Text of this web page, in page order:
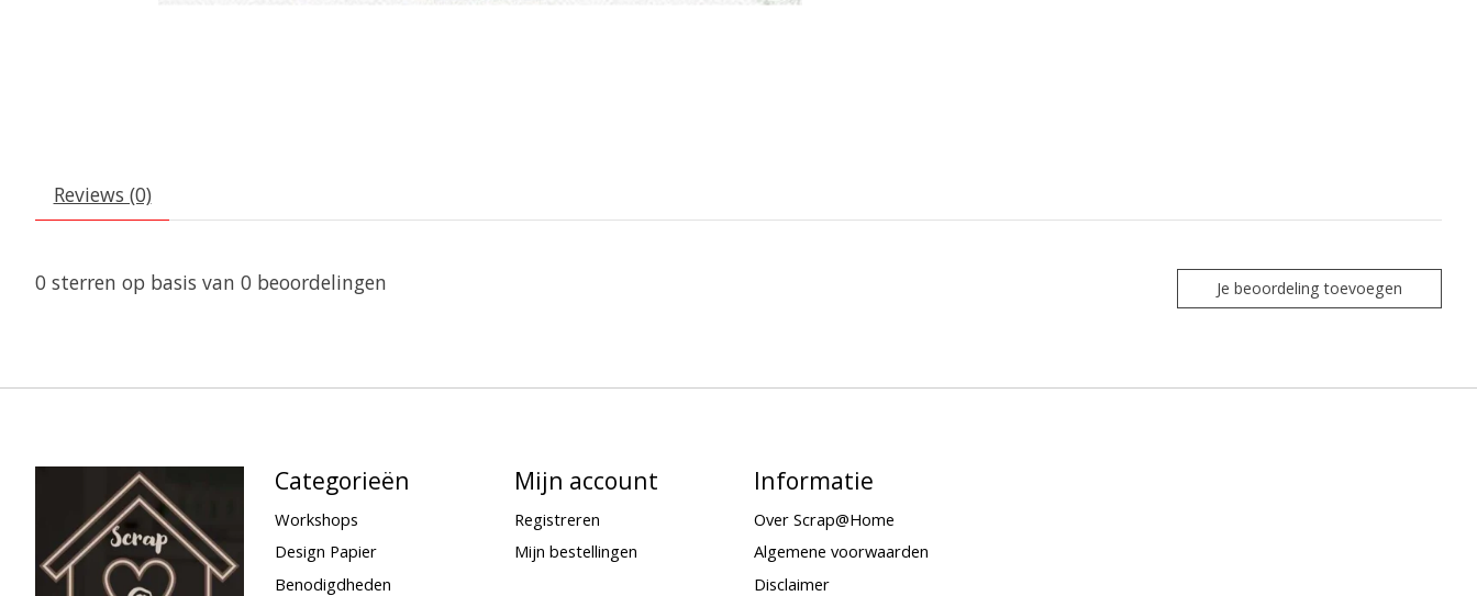
Reviews (0)
0 sterren op basis van 0 beoordelingen Je beoordeling toevoegen
Categorieën
Workshops
Design Papier
Benodigdheden
Mijn account
Registreren
Mijn bestellingen
Informatie
Over Scrap@Home
Algemene voorwaarden
Disclaimer